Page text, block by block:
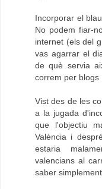
Incorporar el
No podem fiar-
internet (els del
vas agarrar el
de què servia
correm per blogs
Vist des de les
a la jugada
que l'objectiu
València i
estaria
valencians al
saber